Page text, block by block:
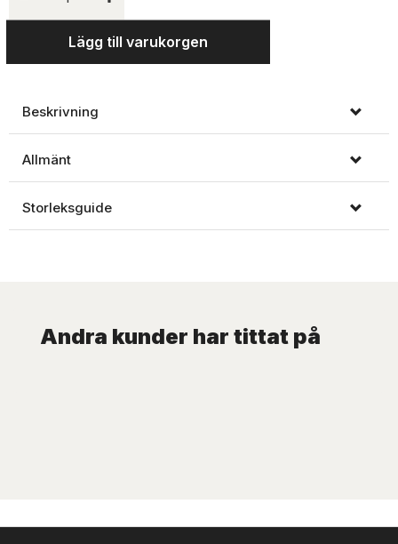
Lägg till varukorgen
Beskrivning
Allmänt
Storleksguide
Andra kunder har tittat på